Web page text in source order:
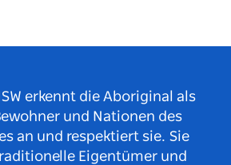
erkennt die Aboriginal als
und Nationen des
an und respektiert sie. Sie
Eigentümer und